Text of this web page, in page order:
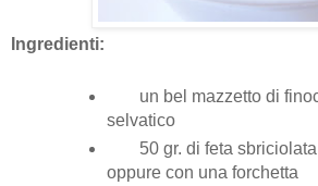
Ingredienti:
un bel mazzetto di
selvatico
50 gr. di feta
oppure con una forchetta